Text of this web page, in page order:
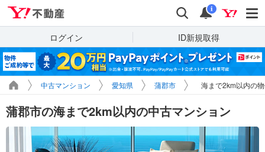
検索 通知
i
ログイン ID新規取得
中古マンション 愛知県 蒲郡市 海まで2km以内の
蒲郡市の海まで2km以内の中古マンション